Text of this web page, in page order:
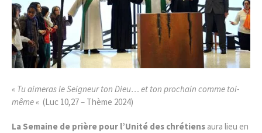
« Tu aimeras le Seigneur ton Dieu… et ton prochain comme toi-
même « (Luc 10,27 – Thème 2024)
La Semaine de prière pour l’Unité des chrétiens aura lieu en